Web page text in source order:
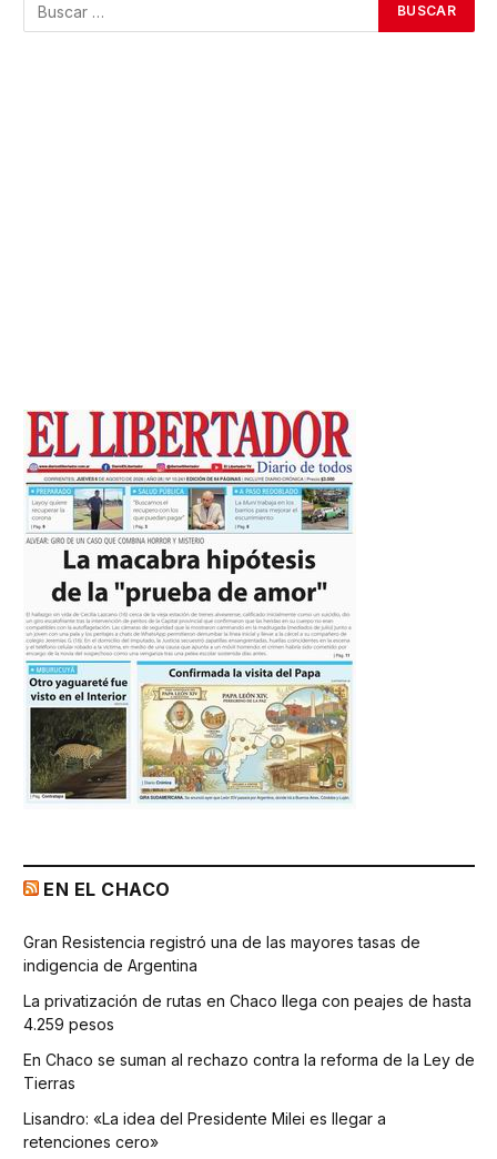
EN EL CHACO
Gran Resistencia registró una de las mayores tasas de
indigencia de Argentina
La privatización de rutas en Chaco llega con peajes de hasta
4.259 pesos
En Chaco se suman al rechazo contra la reforma de la Ley de
Tierras
Lisandro: «La idea del Presidente Milei es llegar a
retenciones cero»